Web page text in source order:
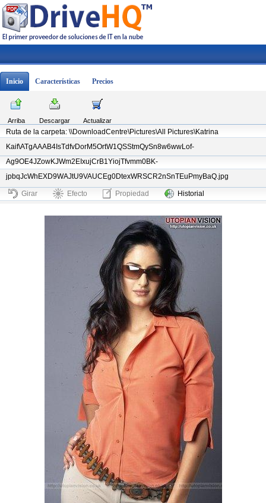
Inicio Características Precios
Arriba Descargar
Actualizar
Ruta de la carpeta: \\DownloadCentre\Pictures\All Pictures\Katrina
Kaif\ATgAAAB4IsTdfvDorM5OrtW1QSStmQySn8w6wwLof-
Ag9OE4JZowKJWm2EIxujCrB1YiojTfvmm0BK-
jpbqJcWhEXD9WAJtU9VAUCEg0DtexWRSCR2nSnTEuPmyBaQ.jpg
Girar Efecto Propiedad Historial